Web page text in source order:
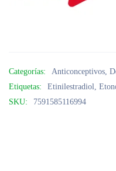
Categorías: Anticonceptivos
Etiquetas:
Etinilestradiol
SKU:
7591585116994